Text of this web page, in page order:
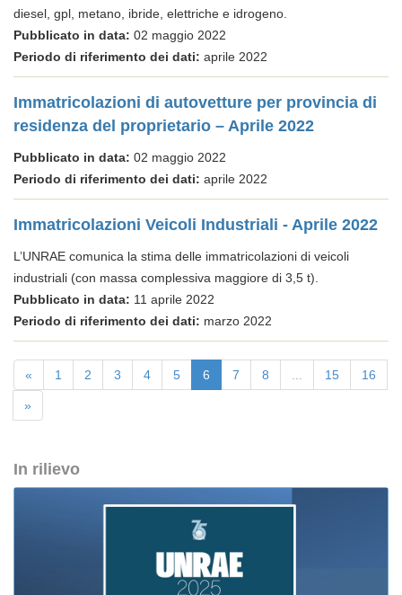
diesel, gpl, metano, ibride, elettriche e idrogeno.
Pubblicato in data: 02 maggio 2022
Periodo di riferimento dei dati: aprile 2022
Immatricolazioni di autovetture per provincia di
residenza del proprietario – Aprile 2022
Pubblicato in data: 02 maggio 2022
Periodo di riferimento dei dati: aprile 2022
Immatricolazioni Veicoli Industriali - Aprile 2022
L’UNRAE comunica la stima delle immatricolazioni di veicoli
industriali (con massa complessiva maggiore di 3,5 t).
Pubblicato in data: 11 aprile 2022
Periodo di riferimento dei dati: marzo 2022
« 1 2 3 4 5 6 7 8 15 16
»
In rilievo